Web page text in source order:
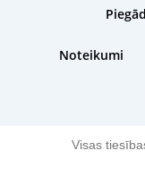
Noteikumi
Visas